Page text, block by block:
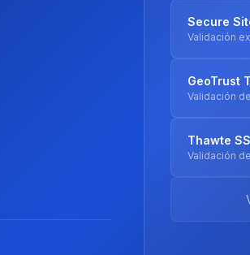
PKI en la
SaaS ·
PKI On-
Autoridad
Certificado